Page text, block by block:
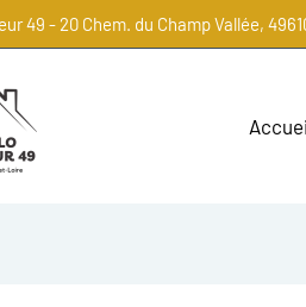
49 - 20 Chem. du Champ Vallée,